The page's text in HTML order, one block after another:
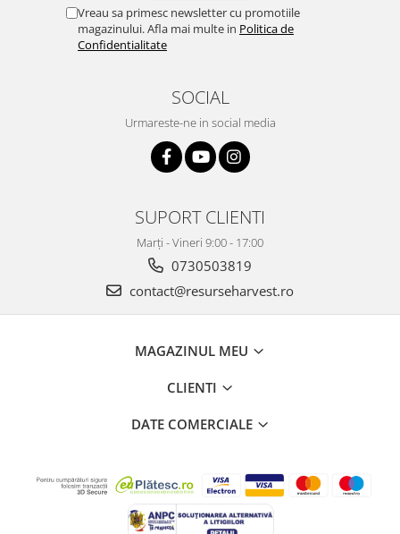
Vreau sa primesc newsletter cu promotiile
magazinului. Afla mai multe in Politica de
Confidentialitate
SOCIAL
Urmareste-ne in social media
SUPORT CLIENTI
Marți - Vineri 9:00 - 17:00
0730503819
contact@resurseharvest.ro
MAGAZINUL MEU
CLIENTI
DATE COMERCIALE